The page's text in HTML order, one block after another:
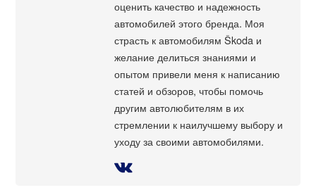
оценить качество и надежность
автомобилей этого бренда. Моя
страсть к автомобилям Škoda и
желание делиться знаниями и
опытом привели меня к написанию
статей и обзоров, чтобы помочь
другим автолюбителям в их
стремлении к наилучшему выбору и
уходу за своими автомобилями.